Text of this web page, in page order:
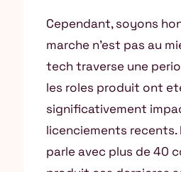
Cependant, soyons
marche n’est pas au
tech traverse une
les roles produit ont
significativement
licenciements recents.
parle avec plus de 40